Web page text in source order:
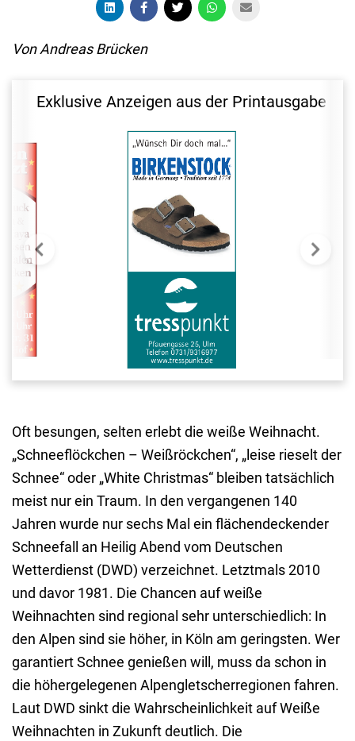
Von Andreas Brücken
Exklusive Anzeigen aus der Printausgabe
Oft besungen, selten erlebt die weiße Weihnacht.
„Schneeflöckchen – Weißröckchen“, „leise rieselt der
Schnee“ oder „White Christmas“ bleiben tatsächlich
meist nur ein Traum. In den vergangenen 140
Jahren wurde nur sechs Mal ein flächendeckender
Schneefall an Heilig Abend vom Deutschen
Wetterdienst (DWD) verzeichnet. Letztmals 2010
und davor 1981. Die Chancen auf weiße
Weihnachten sind regional sehr unterschiedlich: In
den Alpen sind sie höher, in Köln am geringsten. Wer
garantiert Schnee genießen will, muss da schon in
die höhergelegenen Alpengletscherregionen fahren.
Laut DWD sinkt die Wahrscheinlichkeit auf Weiße
Weihnachten in Zukunft deutlich. Die